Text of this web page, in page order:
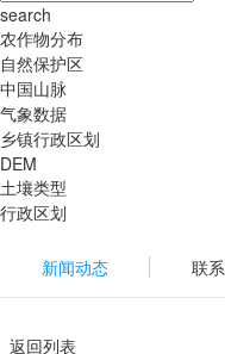
search
农作物分布
自然保护区
中国山脉
气象数据
乡镇行政区划
DEM
土壤类型
行政区划
新闻动态 联
返回列表